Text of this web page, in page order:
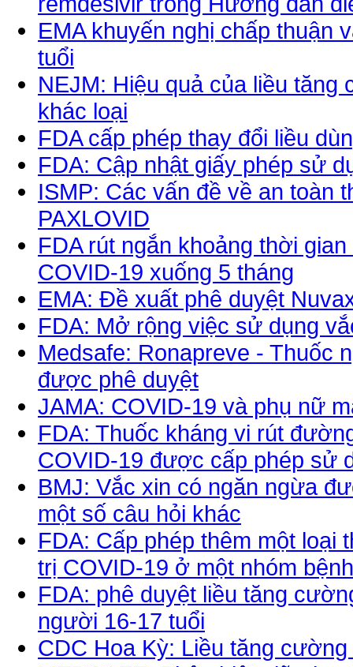
EMA khuyến nghị chấp thuận
tuổi
NEJM: Hiệu quả của liều
khác loại
FDA cấp phép thay đổi liều
FDA: Cập nhật giấy phép sử
ISMP: Các vấn đề về an toàn
PAXLOVID
FDA rút ngắn khoảng thời
COVID-19 xuống 5 tháng
EMA: Đề xuất phê duyệt
FDA: Mở rộng việc sử dụng
Medsafe: Ronapreve - Thuốc
được phê duyệt
JAMA: COVID-19 và phụ nữ
FDA: Thuốc kháng vi rút
COVID-19 được cấp phép sử
BMJ: Vắc xin có ngăn ngừa
một số câu hỏi khác
FDA: Cấp phép thêm một loại
trị COVID-19 ở một nhóm
FDA: phê duyệt liều tăng
người 16-17 tuổi
CDC Hoa Kỳ: Liều tăng